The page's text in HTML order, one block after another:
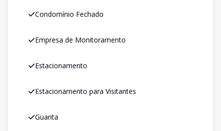
Condomínio Fechado
Empresa de Monitoramento
Estacionamento
Estacionamento para Visitantes
Guarita